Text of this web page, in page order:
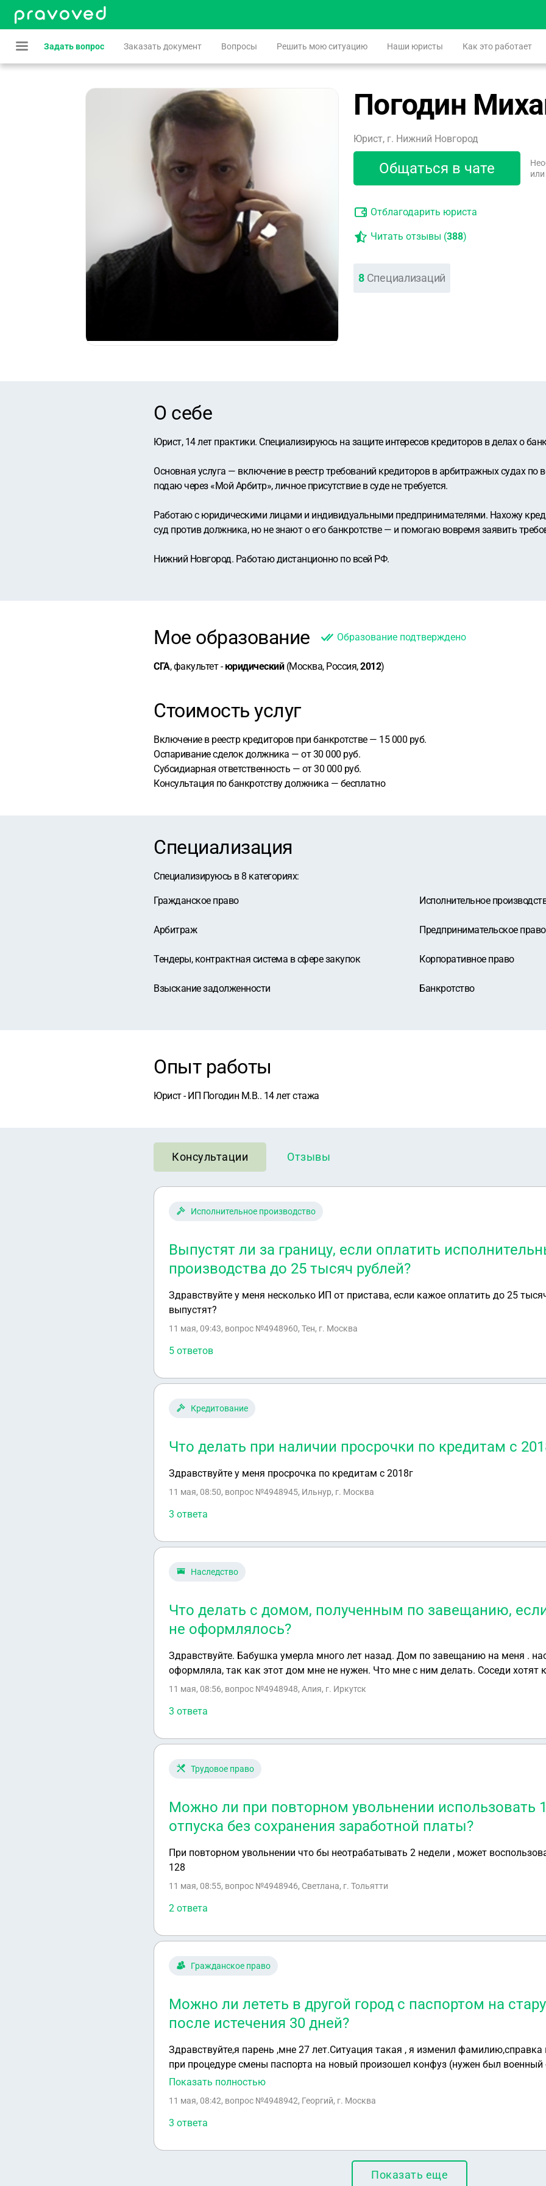
Задать вопрос Заказать документ Вопросы Решить мою ситуацию Наши юристы Как это работает
Погодин
Юрист, г. Нижний Новгород
Общаться в чате
Отблагодарить юриста
Читать отзывы (388)
8 Специализаций
О себе
Юрист, 14 лет практики. Специализируюсь на защите интересов кредиторов в делах о
Основная услуга — включение в реестр требований кредиторов в арбитражных судах по
подаю через «Мой Арбитр», личное присутствие в суде не требуется.
Работаю с юридическими лицами и индивидуальными предпринимателями. Нахожу
суд против должника, но не знают о его банкротстве — и помогаю вовремя заявить
Нижний Новгород. Работаю дистанционно по всей РФ.
Мое образование Образование подтверждено
СГА, факультет -юридический(Москва, Россия,2012)
Стоимость услуг
Включение в реестр кредиторов при банкротстве — 15 000 руб.
Оспаривание сделок должника — от 30 000 руб.
Субсидиарная ответственность — от 30 000 руб.
Консультация по банкротству должника — бесплатно
Специализация
Специализируюсь в 8 категориях:
Гражданское право Исполнительное
Арбитраж Предпринимательское право
Тендеры, контрактная система в сфере закупок Корпоративное право
Взыскание задолженности Банкротство
Опыт работы
Юрист - ИП Погодин М.В.. 14 лет стажа
Консультации Отзывы
Исполнительное производство
Выпустят ли за границу, если оплатить
производства до 25 тысяч рублей?
Здравствуйте у меня несколько ИП от пристава, если кажое оплатить до 25
выпустят?
11 мая, 09:43, вопрос №4948960, Тен, г. Москва
5 ответов
Кредитование
Что делать при наличии просрочки по кредитам с
Здравствуйте у меня просрочка по кредитам с 2018г
11 мая, 08:50, вопрос №4948945, Ильнур, г. Москва
3 ответа
Наследство
Что делать с домом, полученным по завещанию,
не оформлялось?
Здравствуйте. Бабушка умерла много лет назад. Дом по завещанию на меня .
оформляла, так как этот дом мне не нужен. Что мне с ним делать. Соседи хотят
11 мая, 08:56, вопрос №4948948, Алия, г. Иркутск
3 ответа
Трудовое право
Можно ли при повторном увольнении использовать
отпуска без сохранения заработной платы?
При повторном увольнении что бы неотрабатывать 2 недели , может
128
11 мая, 08:55, вопрос №4948946, Светлана, г. Тольятти
2 ответа
Гражданское право
Можно ли лететь в другой город с паспортом на
после истечения 30 дней?
Здравствуйте,я парень ,мне 27 лет.Ситуация такая , я изменил фамилию,справка
при процедуре смены паспорта на новый произошел конфуз (нужен был военный
нет) пока восстанавливаю его прошло уже 3 месяца. Сейчас нужно полететь в
сроком его замены в 30 дней
Показать полностью
11 мая, 08:42, вопрос №4948942, Георгий, г. Москва
3 ответа
Показать еще